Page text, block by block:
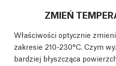
ZMIEŃ
Właściwości optycznie
zakresie 210-230°C. Czym
bardziej błyszcząca